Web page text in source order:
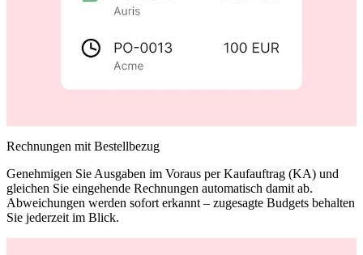
Rechnungen mit Bestellbezug
Genehmigen Sie Ausgaben im Voraus per Kaufauftrag (KA) und
gleichen Sie eingehende Rechnungen automatisch damit ab.
Abweichungen werden sofort erkannt – zugesagte Budgets behalten
Sie jederzeit im Blick.